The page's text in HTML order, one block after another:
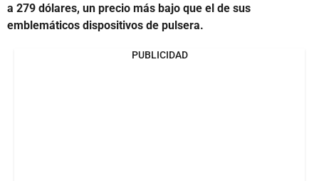
a 279 dólares, un precio más bajo que el de sus
emblemáticos dispositivos de pulsera.
PUBLICIDAD